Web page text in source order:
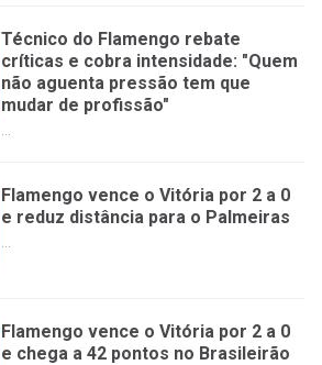
Técnico do Flamengo rebate
críticas e cobra intensidade: "Quem
não aguenta pressão tem que
mudar de profissão"
...
Flamengo vence o Vitória por 2 a 0
e reduz distância para o Palmeiras
...
Flamengo vence o Vitória por 2 a 0
e chega a 42 pontos no Brasileirão